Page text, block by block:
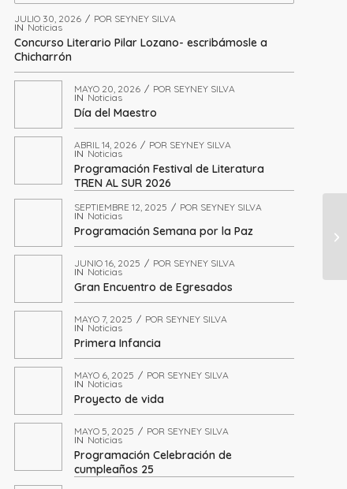
JULIO 30, 2026 / POR SEYNEY SILVA
IN Noticias
Concurso Literario Pilar Lozano- escribámosle a
Chicharrón
MAYO 20, 2026 / POR SEYNEY SILVA
IN Noticias
Día del Maestro
ABRIL 14, 2026 / POR SEYNEY SILVA
IN Noticias
Programación Festival de Literatura
TREN AL SUR 2026
SEPTIEMBRE 12, 2025 / POR SEYNEY SILVA
IN Noticias
Programación Semana por la Paz
JUNIO 16, 2025 / POR SEYNEY SILVA
IN Noticias
Gran Encuentro de Egresados
MAYO 7, 2025 / POR SEYNEY SILVA
IN Noticias
Primera Infancia
MAYO 6, 2025 / POR SEYNEY SILVA
IN Noticias
Proyecto de vida
MAYO 5, 2025 / POR SEYNEY SILVA
IN Noticias
Programación Celebración de
cumpleaños 25